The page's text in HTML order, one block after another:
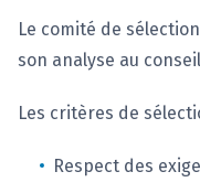
Le comité de
son analyse au
Les critères de
Respect des